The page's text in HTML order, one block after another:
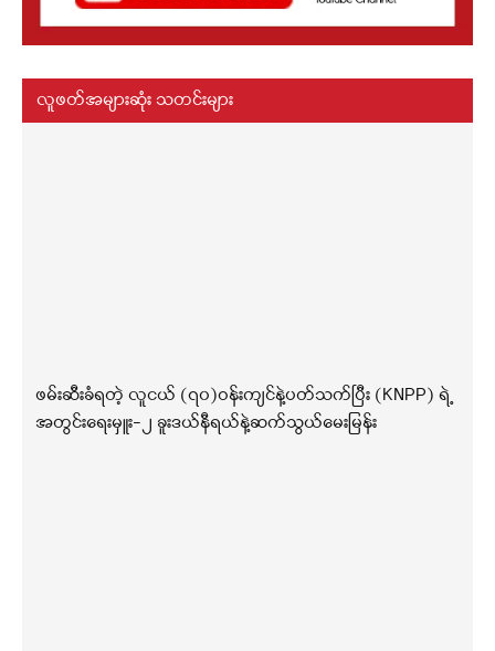
လူဖတ်အများဆုံး သတင်းများ
ဖမ်းဆီးခံရတဲ့ လူငယ် (၇၀)ဝန်းကျင်နဲ့ပတ်သက်ပြီး (KNPP) ရဲ့
အတွင်းရေးမှူး-၂ ခူးဒယ်နီရယ်နဲ့ဆက်သွယ်မေးမြန်း